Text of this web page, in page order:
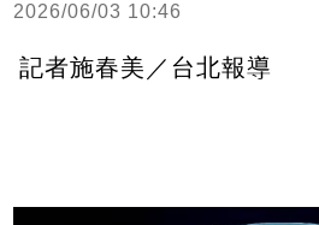
2026/06/03 10:46
記者施春美／台北報導